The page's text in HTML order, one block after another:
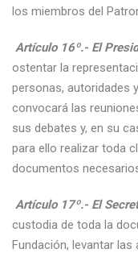
los miembros del
Artículo 16º.- El
ostentar la
personas, autoridades
convocará las
sus debates y, en su
para ello realizar toda
documentos
Artículo 17º.- El
custodia de toda la
Fundación, levantar